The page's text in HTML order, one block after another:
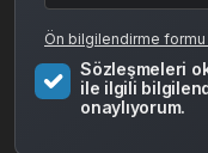
Ön bilgilendirme
Sözleşmeleri
ile ilgili
onaylıyorum.